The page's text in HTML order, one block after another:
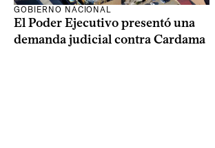
GOBIERNO NACIONAL
El Poder Ejecutivo presentó una
demanda judicial contra Cardama